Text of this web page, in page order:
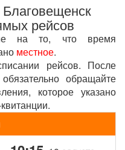
рейсов
на то, что время
местное.
рейсов. После
обращайте
которое указано